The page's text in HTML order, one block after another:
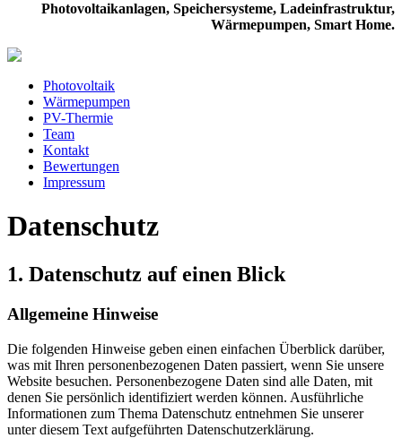
Photovoltaikanlagen, Speichersysteme, Ladeinfrastruktur,
Wärmepumpen, Smart Home.
Photovoltaik
Wärmepumpen
PV-Thermie
Team
Kontakt
Bewertungen
Impressum
Datenschutz
1. Datenschutz auf einen Blick
Allgemeine Hinweise
Die folgenden Hinweise geben einen einfachen Überblick darüber,
was mit Ihren personenbezogenen Daten passiert, wenn Sie unsere
Website besuchen. Personenbezogene Daten sind alle Daten, mit
denen Sie persönlich identifiziert werden können. Ausführliche
Informationen zum Thema Datenschutz entnehmen Sie unserer
unter diesem Text aufgeführten Datenschutzerklärung.